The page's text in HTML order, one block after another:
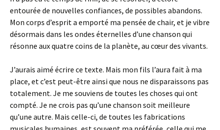
entourée de nouvelles confiances, de possibles abandons.
Mon corps d’esprit a emporté ma pensée de chair, et je vibre
désormais dans les ondes éternelles d’une chanson qui
résonne aux quatre coins de la planète, au cœur des vivants.
J’aurais aimé écrire ce texte. Mais mon fils l’aura fait à ma
place, et c’est peut-être ainsi que nous ne disparaissons pas
totalement. Je me souviens de toutes les choses qui ont
compté. Je ne crois pas qu’une chanson soit meilleure
qu’une autre. Mais celle-ci, de toutes les fabrications